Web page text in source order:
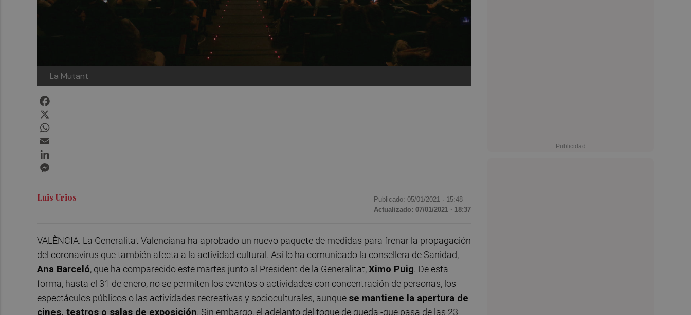
La Mutant
Luis Urios Publicado: 05/01/2021 · 15:48
Actualizado: 07/01/2021 · 18:37
VALÈNCIA. La Generalitat Valenciana ha aprobado un nuevo paquete de medidas para frenar la propagación
del coronavirus que también afecta a la actividad cultural. Así lo ha comunicado la consellera de Sanidad,
Ana Barceló, que ha comparecido este martes junto al President de la Generalitat,Ximo Puig. De esta
forma, hasta el 31 de enero, no se permiten los eventos o actividades con concentración de personas, los
espectáculos públicos o las actividades recreativas y socioculturales, aunque se mantiene la apertura de
cines, teatros o salas de exposición. Sin embargo, el adelanto del toque de queda -que pasa de las 23